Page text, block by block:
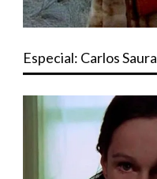
Especial: Carlos Saura